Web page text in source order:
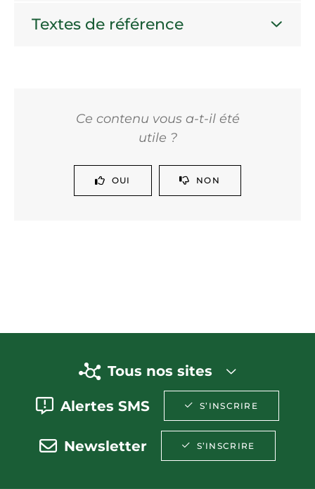
Textes de référence
Ce contenu vous a-t-il été
utile ?
OUI NON
Tous nos sites
Alertes SMS S’INSCRIRE
Newsletter S’INSCRIRE